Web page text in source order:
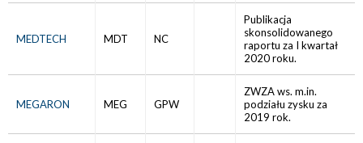
MEDTECH MDT NC
Publikacja
skonsolidowanego
raportu za I kwartał
2020 roku.
MEGARON MEG GPW
ZWZA ws. m.in.
podziału zysku za
2019 rok.